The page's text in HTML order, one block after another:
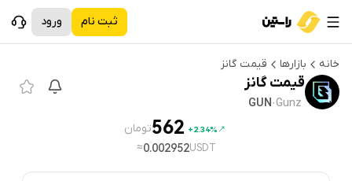
ثبت نام ورود
خانه بازارها قیمت گانز
قیمتگانز
Gunz
·
GUN
2.34%+
562تومان
USDT
0.002952
≈